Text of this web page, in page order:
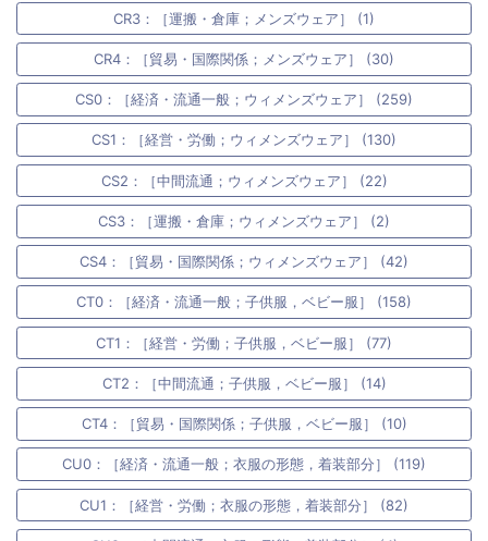
CR3：［運搬・倉庫；メンズウェア］ (1)
CR4：［貿易・国際関係；メンズウェア］ (30)
CS0：［経済・流通一般；ウィメンズウェア］ (259)
CS1：［経営・労働；ウィメンズウェア］ (130)
CS2：［中間流通；ウィメンズウェア］ (22)
CS3：［運搬・倉庫；ウィメンズウェア］ (2)
CS4：［貿易・国際関係；ウィメンズウェア］ (42)
CT0：［経済・流通一般；子供服，ベビー服］ (158)
CT1：［経営・労働；子供服，ベビー服］ (77)
CT2：［中間流通；子供服，ベビー服］ (14)
CT4：［貿易・国際関係；子供服，ベビー服］ (10)
CU0：［経済・流通一般；衣服の形態，着装部分］ (119)
CU1：［経営・労働；衣服の形態，着装部分］ (82)